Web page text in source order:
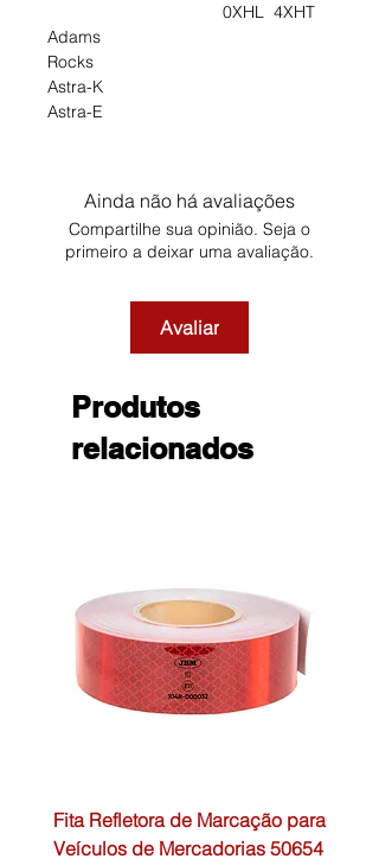
0XHL 4XHT
Adams
Rocks
Astra-K
Astra-E
Ainda não há avaliações
Compartilhe sua opinião. Seja o
primeiro a deixar uma avaliação.
Avaliar
Produtos
relacionados
Fita Refletora de Marcação para
Veículos de Mercadorias 50654